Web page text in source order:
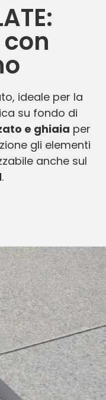
ideale per la
su fondo di
e ghiaia per
gli elementi
anche sul
.